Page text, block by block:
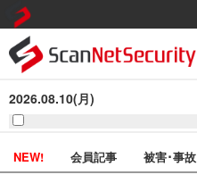
2026.08.10(月)
NEW! 会員記事 被害･事故